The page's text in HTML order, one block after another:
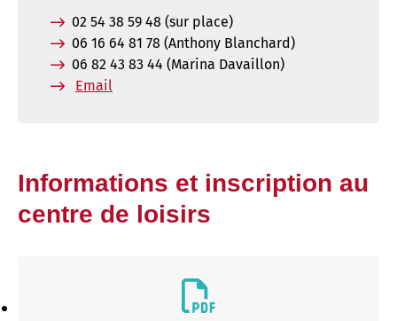
02 54 38 59 48 (sur place)
06 16 64 81 78 (Anthony Blanchard)
06 82 43 83 44 (Marina Davaillon)
Email
Informations et inscription au
centre de loisirs